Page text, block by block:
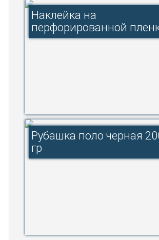
Наклейка на
перфорированной
Рубашка поло черная
гр